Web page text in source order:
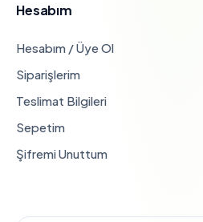
Hesabım
Hesabım / Üye Ol
Siparişlerim
Teslimat Bilgileri
Sepetim
Şifremi Unuttum